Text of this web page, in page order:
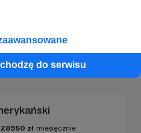
do serwisu
28950 zł miesięcznie